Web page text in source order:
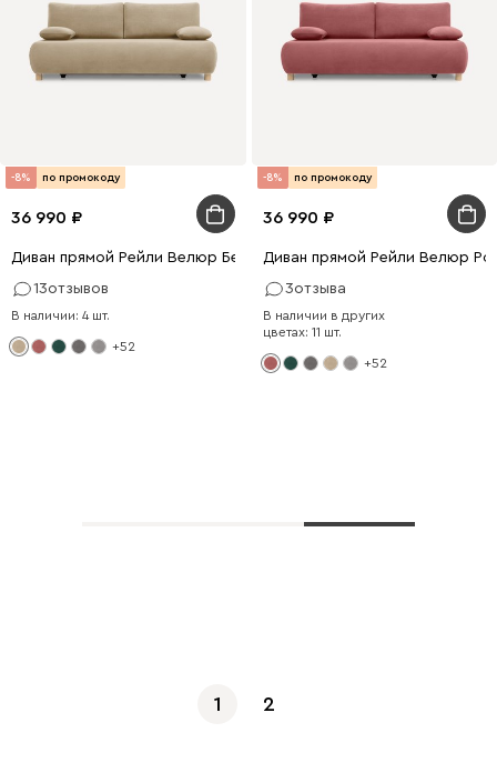
-8% по промокоду
36 990
Диван прямой Рейли Велюр Бежевый
13отзывов
В наличии: 4 шт.
+52
-8% по промокоду
36 990
Диван прямой Рейли Велюр
3отзыва
В наличии в других
цветах: 11 шт.
+52
1 2